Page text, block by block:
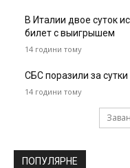
В Италии двое суток
билет с выигрышем
14 години тому
СБС поразили за
14 години тому
ПОПУЛЯРНЕ